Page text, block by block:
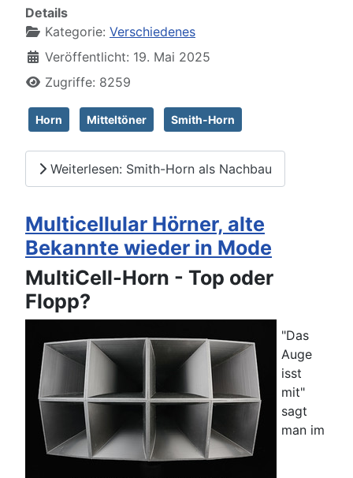
Details
Kategorie: Verschiedenes
Veröffentlicht: 19. Mai 2025
Zugriffe: 8259
Horn Mitteltöner Smith-Horn
Weiterlesen: Smith-Horn als Nachbau
Multicellular Hörner, alte
Bekannte wieder in Mode
MultiCell-Horn - Top oder
Flopp?
"Das
Auge
isst
mit"
sagt
man im